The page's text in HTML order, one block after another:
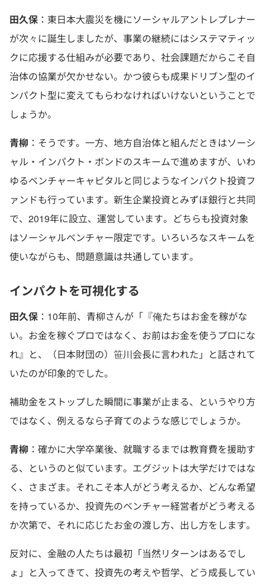
田久保 ：東日本大震災を機にソーシャルアントレプレナー
が次々に誕生しましたが、事業の継続にはシステマティッ
クに応援する仕組みが必要であり、社会課題だからこそ自
治体の協業が欠かせない。かつ彼らも成果ドリブン型のイ
ンパクト型に変えてもらわなければいけないということで
しょうか。
青柳 ：そうです。一方、地方自治体と組んだときはソーシ
ャル・インパクト・ボンドのスキームで進めますが、いわ
ゆるベンチャーキャピタルと同じようなインパクト投資フ
ァンドも行っています。新生企業投資とみずほ銀行と共同
で、2019年に設立、運営しています。どちらも投資対象
はソーシャルベンチャー限定です。いろいろなスキームを
使いながらも、問題意識は共通しています。
インパクトを可視化する
田久保 ：10年前、青柳さんが「『俺たちはお金を稼がな
い。お金を稼ぐプロではなく、お前はお金を使うプロにな
れ』と、（日本財団の）笹川会長に言われた」と話されて
いたのが印象的でした。
補助金をストップした瞬間に事業が止まる、というやり方
ではなく、例えるなら子育てのような感じでしょうか。
青柳 ：確かに大学卒業後、就職するまでは教育費を援助す
る、というのと似ています。エグジットは大学だけではな
く、さまざま。それこそ本人がどう考えるか、どんな希望
を持っているか、投資先のベンチャー経営者がどう考える
か次第で、それに応じたお金の渡し方、出し方をします。
反対に、金融の人たちは最初「当然リターンはあるでし
ょ」と入ってきて、投資先の考えや哲学、どう成長してい